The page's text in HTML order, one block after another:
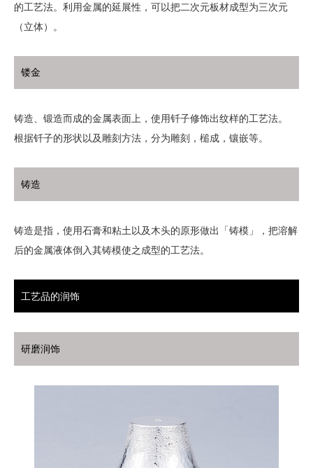
的工艺法。利用金属的延展性，可以把二次元板材成型为三次元
（立体）。
镂金
铸造、锻造而成的金属表面上，使用钎子修饰出纹样的工艺法。
根据钎子的形状以及雕刻方法，分为雕刻，槌成，镶嵌等。
铸造
铸造是指，使用石膏和粘土以及木头的原形做出「铸模」，把溶解
后的金属液体倒入其铸模使之成型的工艺法。
工艺品的润饰
研磨润饰